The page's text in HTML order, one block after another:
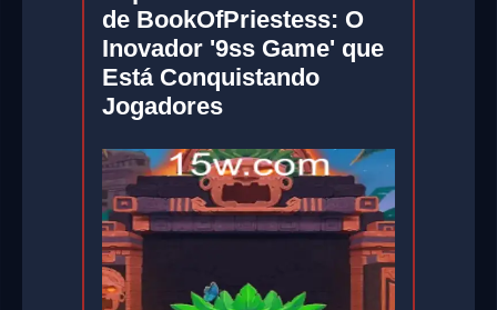
de BookOfPriestess: O
Inovador '9ss Game' que
Está Conquistando
Jogadores